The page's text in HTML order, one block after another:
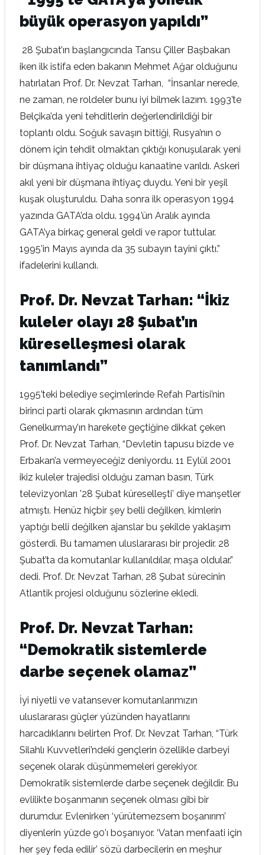
büyük operasyon yapıldı”
28 Şubat’ın başlangıcında Tansu Çiller Başbakan
iken ilk istifa eden bakanın Mehmet Ağar olduğunu
hatırlatan Prof. Dr. Nevzat Tarhan, “İnsanlar nerede,
ne zaman, ne roldeler bunu iyi bilmek lazım. 1993’te
Belçika’da yeni tehditlerin değerlendirildiği bir
toplantı oldu. Soğuk savaşın bittiği, Rusya’nın o
dönem için tehdit olmaktan çıktığı konuşularak yeni
bir düşmana ihtiyaç olduğu kanaatine varıldı. Askeri
akıl yeni bir düşmana ihtiyaç duydu. Yeni bir yeşil
kuşak oluşturuldu. Daha sonra ilk operasyon 1994
yazında GATA’da oldu. 1994’ün Aralık ayında
GATA’ya birkaç general geldi ve rapor tuttular.
1995’in Mayıs ayında da 35 subayın tayini çıktı.”
ifadelerini kullandı.
Prof. Dr. Nevzat Tarhan: “İkiz
kuleler olayı 28 Şubat’ın
küreselleşmesi olarak
tanımlandı”
1995’teki belediye seçimlerinde Refah Partisi’nin
birinci parti olarak çıkmasının ardından tüm
Genelkurmay’ın harekete geçtiğine dikkat çeken
Prof. Dr. Nevzat Tarhan, “Devletin tapusu bizde ve
Erbakan’a vermeyeceğiz deniyordu. 11 Eylül 2001
ikiz kuleler trajedisi olduğu zaman basın, Türk
televizyonları ’28 Şubat küreselleşti’ diye manşetler
atmıştı. Henüz hiçbir şey belli değilken, kimlerin
yaptığı belli değilken ajanslar bu şekilde yaklaşım
gösterdi. Bu tamamen uluslararası bir projedir. 28
Şubat’ta da komutanlar kullanıldılar, maşa oldular.”
dedi. Prof. Dr. Nevzat Tarhan, 28 Şubat sürecinin
Atlantik projesi olduğunu sözlerine ekledi.
Prof. Dr. Nevzat Tarhan:
“Demokratik sistemlerde
darbe seçenek olamaz”
İyi niyetli ve vatansever komutanlarımızın
uluslararası güçler yüzünden hayatlarını
harcadıklarını belirten Prof. Dr. Nevzat Tarhan, “Türk
Silahlı Kuvvetleri’ndeki gençlerin özellikle darbeyi
seçenek olarak düşünmemeleri gerekiyor.
Demokratik sistemlerde darbe seçenek değildir. Bu
evlilikte boşanmanın seçenek olması gibi bir
durumdur. Evlenirken ‘yürütemezsem boşanırım’
diyenlerin yüzde 90’ı boşanıyor. ‘Vatan menfaati için
her şey feda edilir’ sözü darbecilerin en meşhur